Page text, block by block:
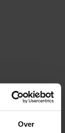
Over